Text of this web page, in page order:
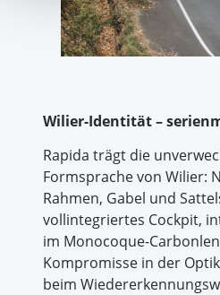
Wilier-Identität –
Rapida trägt die
Formsprache von Wilier:
Rahmen, Gabel und
vollintegriertes Cockpit,
im Monocoque-
Kompromisse in der
beim